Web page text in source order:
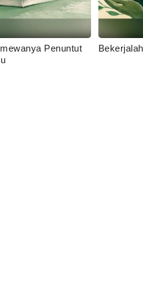
Penuntut
Bekerjalah